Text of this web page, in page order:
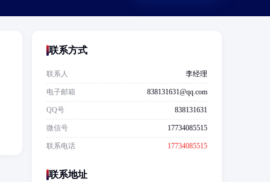
联系方式
联系人 李经理
电子邮箱 838131631@qq.com
QQ号 838131631
微信号 17734085515
联系电话 17734085515
联系地址